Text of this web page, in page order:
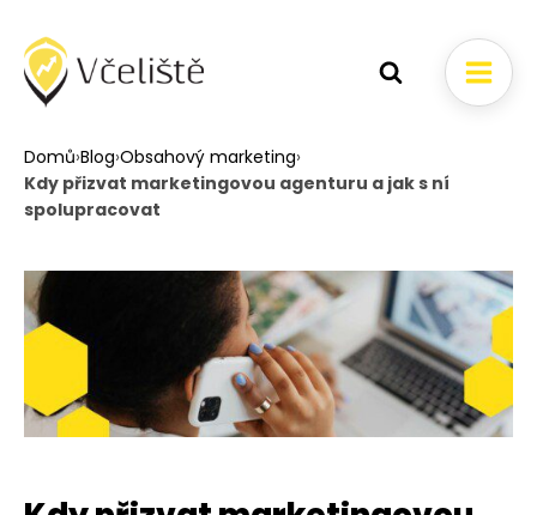
Domů›Blog›Obsahový marketing›
Kdy přizvat marketingovou agenturu a jak s ní
spolupracovat